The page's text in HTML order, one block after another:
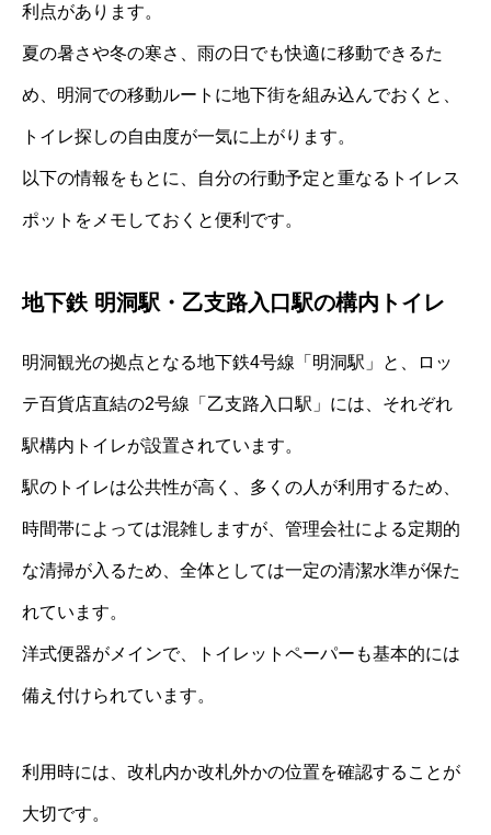
利点があります。
夏の暑さや冬の寒さ、雨の日でも快適に移動できるた
め、明洞での移動ルートに地下街を組み込んでおくと、
トイレ探しの自由度が一気に上がります。
以下の情報をもとに、自分の行動予定と重なるトイレス
ポットをメモしておくと便利です。
地下鉄 明洞駅・乙支路入口駅の構内トイレ
明洞観光の拠点となる地下鉄4号線「明洞駅」と、ロッ
テ百貨店直結の2号線「乙支路入口駅」には、それぞれ
駅構内トイレが設置されています。
駅のトイレは公共性が高く、多くの人が利用するため、
時間帯によっては混雑しますが、管理会社による定期的
な清掃が入るため、全体としては一定の清潔水準が保た
れています。
洋式便器がメインで、トイレットペーパーも基本的には
備え付けられています。
利用時には、改札内か改札外かの位置を確認することが
大切です。